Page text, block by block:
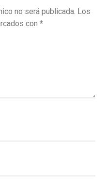
no será publicada. Los
con *